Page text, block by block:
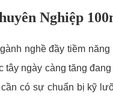
Nghiệp
nghề đầy tiềm
ngày càng tăng
có sự chuẩn bị kỹ